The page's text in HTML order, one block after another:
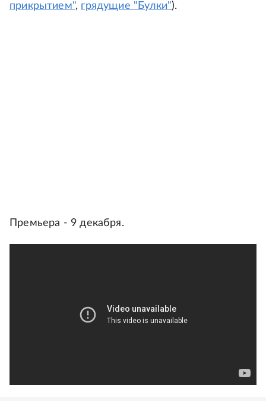
прикрытием", грядущие "Булки").
Премьера - 9 декабря.